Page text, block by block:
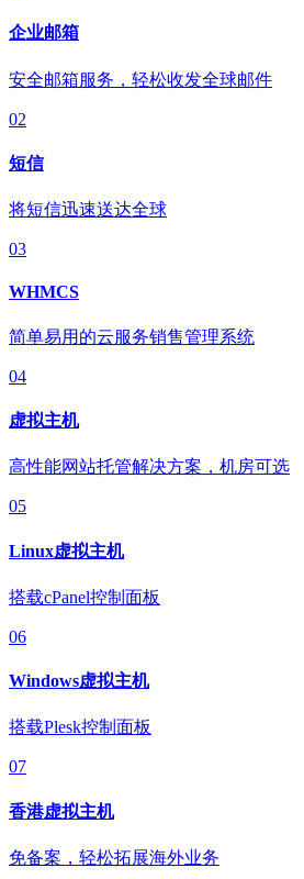
企业邮箱
安全邮箱服务，轻松收发全球邮件
02
短信
将短信迅速送达全球
03
WHMCS
简单易用的云服务销售管理系统
04
虚拟主机
高性能网站托管解决方案，机房可选
05
Linux虚拟主机
搭载cPanel控制面板
06
Windows虚拟主机
搭载Plesk控制面板
07
香港虚拟主机
免备案，轻松拓展海外业务